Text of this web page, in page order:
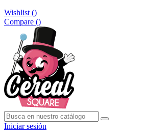
Wishlist ()
Compare ()
Iniciar sesión